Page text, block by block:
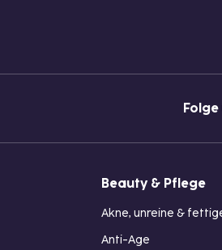
Folge
Beauty & Pflege
Akne, unreine &
Anti-Age